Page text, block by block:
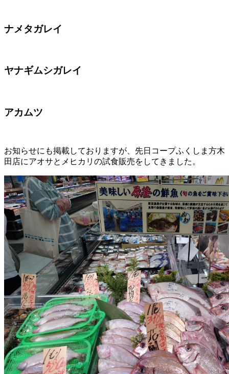
ナメタガレイ
ヤナギムシガレイ
アカムツ
お知らせにも掲載しておりますが、先日コープふくしま方木
田店にアオサとメヒカリの試食販売をしてきました。